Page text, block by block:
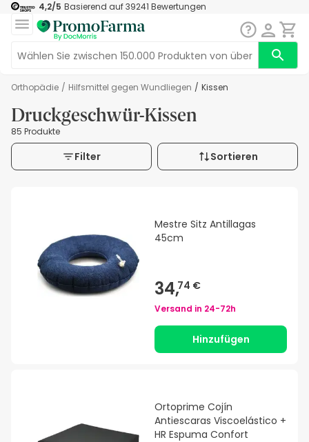
4,2/5 Basierend auf39241 Bewertungen
Orthopädie / Hilfsmittel gegen Wundliegen / Kissen
Druckgeschwür-Kissen
85 Produkte
Filter Sortieren
Mestre Sitz Antillagas
45cm
34,74 €
Versand in 24-72h
Hinzufügen
Ortoprime Cojín
Antiescaras Viscoelástico +
HR Espuma Confort